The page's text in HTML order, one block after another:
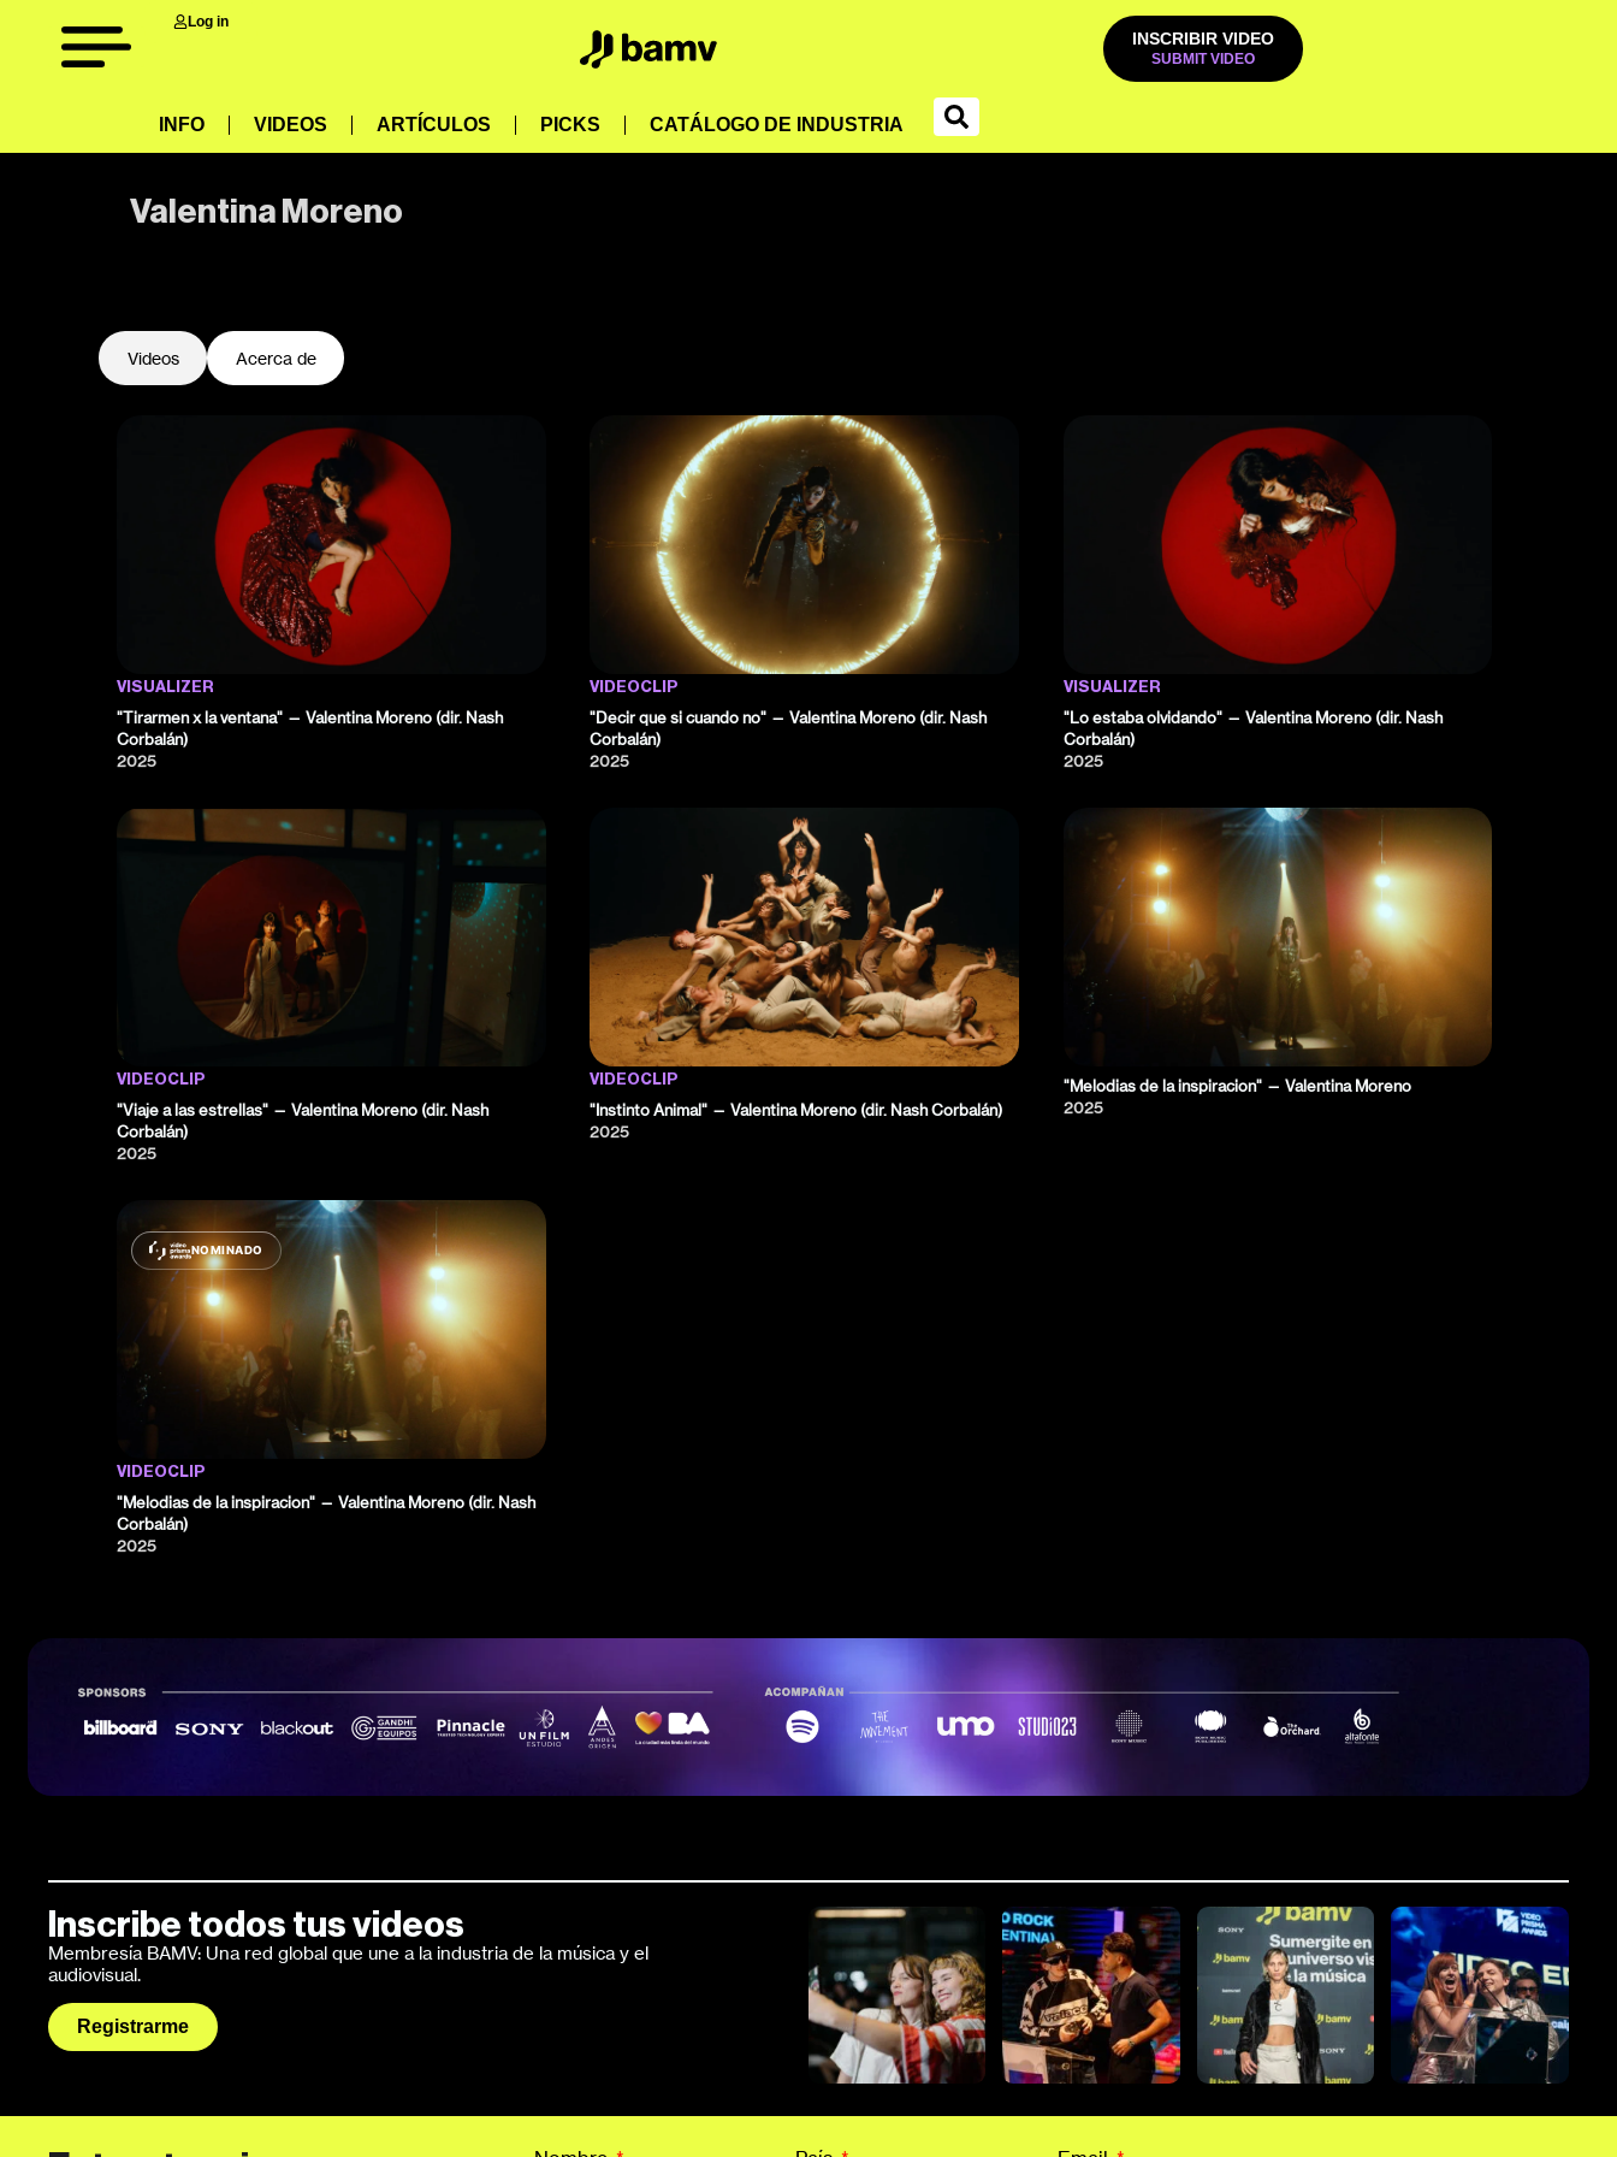
Log in
INSCRIBIR VIDEO
INFO VIDEOS ARTÍCULOS PICKS CATÁLOGO DE INDUSTRIA
Valentina Moreno
Videos Acerca de
VISUALIZER
"Tirarmen x la ventana" — Valentina Moreno (dir. Nash
Corbalán)
2025
VIDEOCLIP
"Decir que si cuando no" — Valentina Moreno (dir. Nash
Corbalán)
2025
VISUALIZER
"Lo estaba olvidando" — Valentina Moreno (dir. Nash
Corbalán)
2025
VIDEOCLIP
"Viaje a las estrellas" — Valentina Moreno (dir. Nash
Corbalán)
2025
VIDEOCLIP
"Instinto Animal" — Valentina Moreno (dir. Nash Corbalán)
2025
"Melodias de la inspiracion" — Valentina Moreno
2025
NOMINADO
VIDEOCLIP
"Melodias de la inspiracion" — Valentina Moreno (dir. Nash
Corbalán)
2025
Inscribe todos tus videos
Membresía BAMV: Una red global que une a la industria de la música y el
audiovisual.
Registrarme